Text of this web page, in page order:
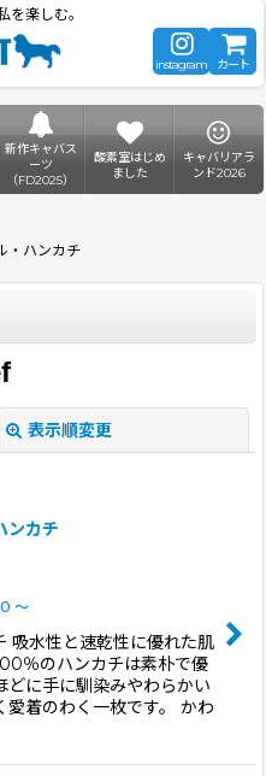
を楽しむ。
instagram カート
新作キャバス
ーツ
（FD2025）
酸素室はじめ
ました
キャバリアラ
ンド2026
・ハンカチ
表示順変更
む
ンカチ
～
吸水性と速乾性に優れた肌
％のハンカチは素朴で優
どに手に馴染みやわらかい
愛着のわく一枚です。 かわ